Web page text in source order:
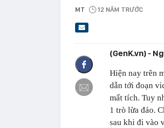
MT 12 NĂM TRƯỚC
(GenK.vn) -
Hiện nay trên
dẫn tới đoạn
mất tích. Tuy
1 trò lừa đảo.
sau khi đi vào